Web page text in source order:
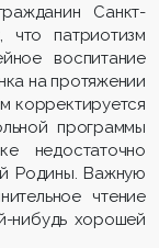
Санкт-
что патриотизм
воспитание
на протяжении
корректируется
программы
недостаточно
Родины. Важную
чтение
нибудь хорошей